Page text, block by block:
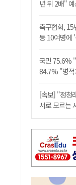
년 뒤 2배" 예
축구협회, 15
등 10여명에
국민 75.6%
84.7% "병적
[속보] "정청
서로 모르는